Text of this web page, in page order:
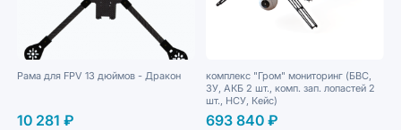
Рама для FPV 13 дюймов - Дракон
10 281 ₽
комплекс "Гром" мониторинг (БВС,
ЗУ, АКБ 2 шт., комп. зап. лопастей 2
шт., НСУ, Кейс)
693 840 ₽